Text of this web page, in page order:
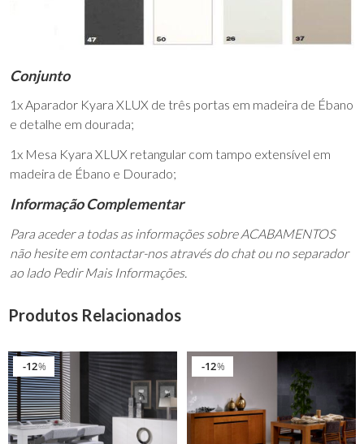
Conjunto
1x Aparador Kyara XLUX de três portas em madeira de Ébano
e detalhe em dourada;
1x Mesa Kyara XLUX retangular com tampo extensível em
madeira de Ébano e Dourado;
Informação Complementar
Para aceder a todas as informações sobre ACABAMENTOS
não hesite em contactar-nos através do chat ou no separador
ao lado Pedir Mais Informações.
Produtos Relacionados
%
12 %
12